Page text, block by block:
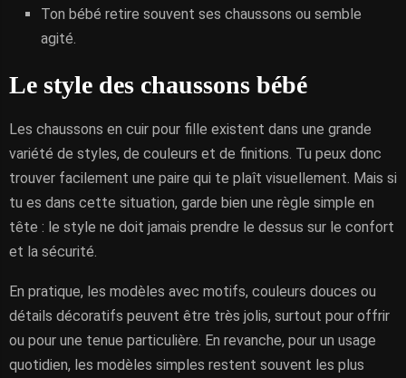
Ton bébé retire souvent ses chaussons ou semble
agité.
Le style des chaussons bébé
Les chaussons en cuir pour fille existent dans une grande
variété de styles, de couleurs et de finitions. Tu peux donc
trouver facilement une paire qui te plaît visuellement. Mais si
tu es dans cette situation, garde bien une règle simple en
tête : le style ne doit jamais prendre le dessus sur le confort
et la sécurité.
En pratique, les modèles avec motifs, couleurs douces ou
détails décoratifs peuvent être très jolis, surtout pour offrir
ou pour une tenue particulière. En revanche, pour un usage
quotidien, les modèles simples restent souvent les plus